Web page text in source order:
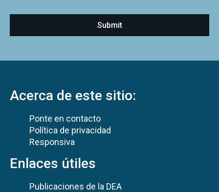
Acerca de este sitio:
Ponte en contacto
Política de privacidad
Responsiva
Enlaces útiles
Publicaciones de la DEA